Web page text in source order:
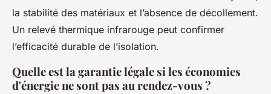
la stabilité des matériaux et l’absence de décollement.
Un relevé thermique infrarouge peut confirmer
l’efficacité durable de l’isolation.
Quelle est la garantie légale si les économies
d'énergie ne sont pas au rendez-vous ?